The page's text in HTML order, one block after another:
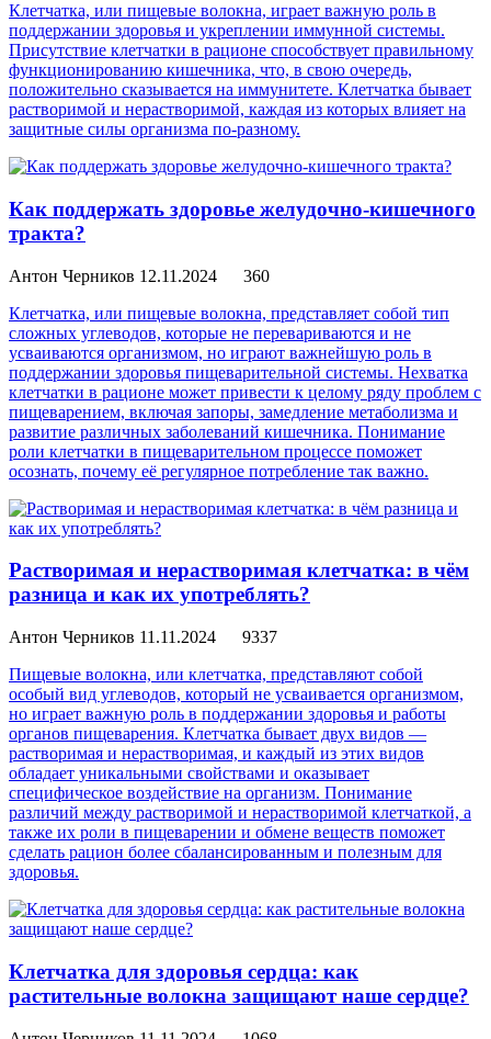
Клетчатка, или пищевые волокна, играет важную роль в
поддержании здоровья и укреплении иммунной системы.
Присутствие клетчатки в рационе способствует правильному
функционированию кишечника, что, в свою очередь,
положительно сказывается на иммунитете. Клетчатка бывает
растворимой и нерастворимой, каждая из которых влияет на
защитные силы организма по-разному.
Как поддержать здоровье желудочно-кишечного
тракта?
Антон Черников 12.11.2024
360
Клетчатка, или пищевые волокна, представляет собой тип
сложных углеводов, которые не перевариваются и не
усваиваются организмом, но играют важнейшую роль в
поддержании здоровья пищеварительной системы. Нехватка
клетчатки в рационе может привести к целому ряду проблем с
пищеварением, включая запоры, замедление метаболизма и
развитие различных заболеваний кишечника. Понимание
роли клетчатки в пищеварительном процессе поможет
осознать, почему её регулярное потребление так важно.
Растворимая и нерастворимая клетчатка: в чём
разница и как их употреблять?
Антон Черников 11.11.2024
9337
Пищевые волокна, или клетчатка, представляют собой
особый вид углеводов, который не усваивается организмом,
но играет важную роль в поддержании здоровья и работы
органов пищеварения. Клетчатка бывает двух видов —
растворимая и нерастворимая, и каждый из этих видов
обладает уникальными свойствами и оказывает
специфическое воздействие на организм. Понимание
различий между растворимой и нерастворимой клетчаткой, а
также их роли в пищеварении и обмене веществ поможет
сделать рацион более сбалансированным и полезным для
здоровья.
Клетчатка для здоровья сердца: как
растительные волокна защищают наше сердце?